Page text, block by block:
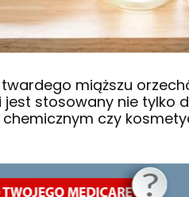
miąższu
stosowany nie tylko
czy